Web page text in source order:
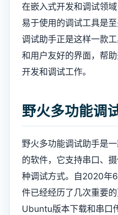
在嵌入式开发和调试领
易于使用的调试工具是
调试助手正是这样一款
和用户友好的界面，帮
开发和调试工作。
野火多功能调
野火多功能调试助手是
的软件，它支持串口、
种调试方式。自2020年
件已经经历了几次重要
Ubuntu版本下载和串口